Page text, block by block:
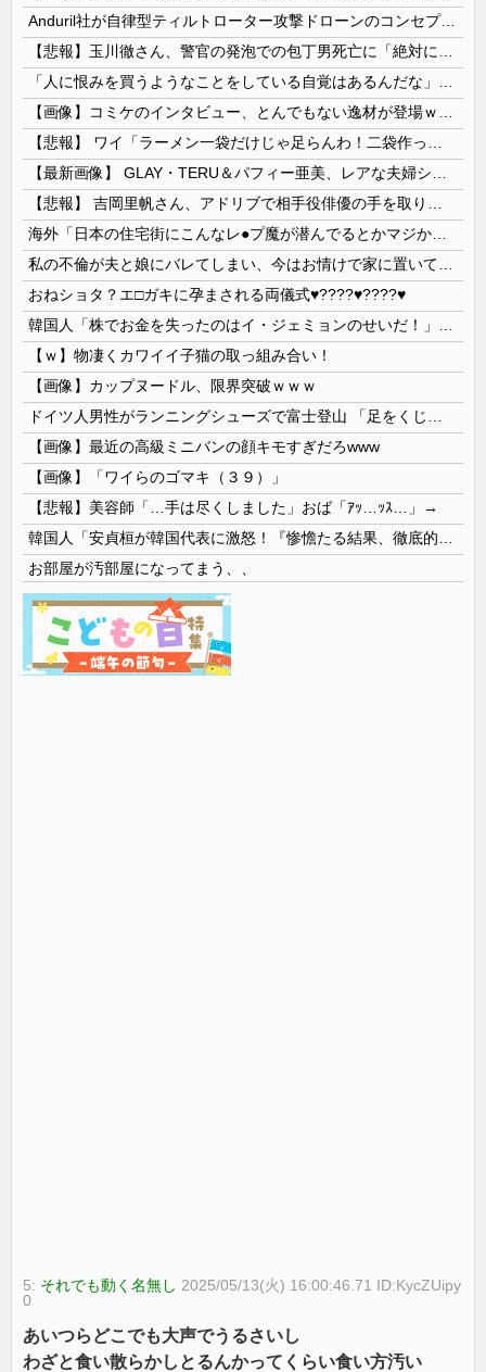
Anduril社が自律型ティルトローター攻撃ドローンのコンセプトで衝撃を与える！
おねショタ？エ□ガキに孕まされる両儀式♥️????♥️????♥️
【ｗ】物凄くカワイイ子猫の取っ組み合い！
【画像】カップヌードル、限界突破ｗｗｗ
【画像】最近の高級ミニバンの顔キモすぎだろwww
【画像】「ワイらのゴマキ（３９）」
【悲報】美容師「…手は尽くしました」おば「ｱｯ…ｯｽ…」→
お部屋が汚部屋になってまう、、
5: それでも動く名無し 2025/05/13(火) 16:00:46.71 ID:KycZUipy
0
あいつらどこでも大声でうるさいし
わざと食い散らかしとるんかってくらい食い方汚い